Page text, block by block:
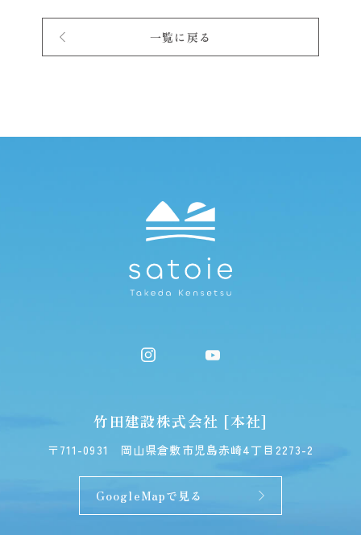
一覧に戻る
竹田建設株式会社 [本社]
〒711-0931 岡山県倉敷市児島赤崎4丁目2273-2
GoogleMapで見る